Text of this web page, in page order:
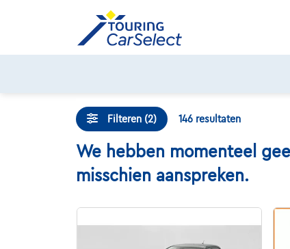
Filteren (2) 146 resultaten
We hebben momenteel
misschien aanspreken.